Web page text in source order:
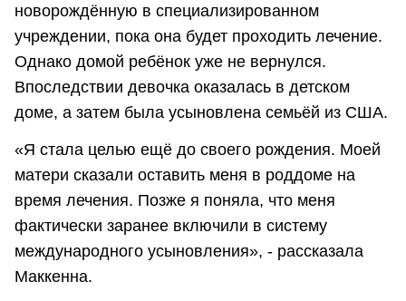
новорождённую в специализированном
учреждении, пока она будет проходить лечение.
Однако домой ребёнок уже не вернулся.
Впоследствии девочка оказалась в детском
доме, а затем была усыновлена семьёй из США.
«Я стала целью ещё до своего рождения. Моей
матери сказали оставить меня в роддоме на
время лечения. Позже я поняла, что меня
фактически заранее включили в систему
международного усыновления», - рассказала
Маккенна.